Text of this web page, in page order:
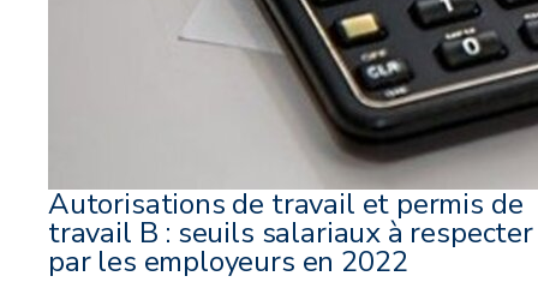
Autorisations de travail et permis de
travail B : seuils salariaux à respecter
par les employeurs en 2022